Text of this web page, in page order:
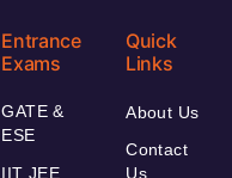
Entrance
Exams
GATE &
ESE
IIT JEE
Quick
Links
About Us
Contact
Us